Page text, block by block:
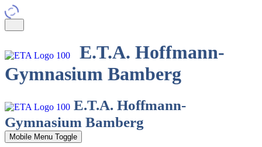
E.T.A. Hoffmann-
Gymnasium Bamberg
E.T.A. Hoffmann-
Gymnasium Bamberg
Mobile Menu Toggle